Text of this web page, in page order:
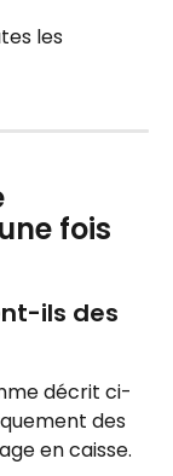
les
fois
ils des
décrit ci-
des
en caisse.